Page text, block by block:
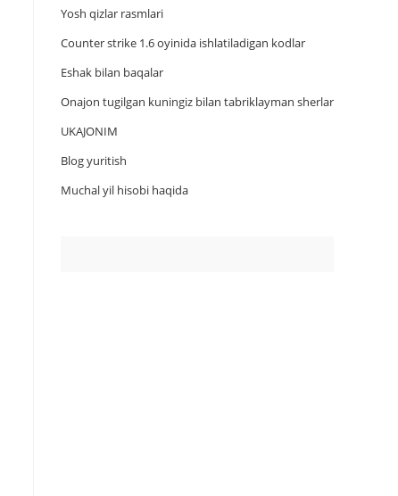
Yosh qizlar rasmlari
Counter strike 1.6 oyinida ishlatiladigan kodlar
Eshak bilan baqalar
Onajon tugilgan kuningiz bilan tabriklayman sherlar
UKAJONIM
Blog yuritish
Muchal yil hisobi haqida